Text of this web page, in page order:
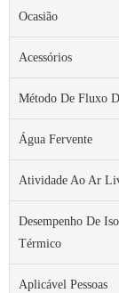
Ocasião
Acessórios
Método De Fluxo
Água Fervente
Atividade Ao Ar
Desempenho De
Térmico
Aplicável Pessoas